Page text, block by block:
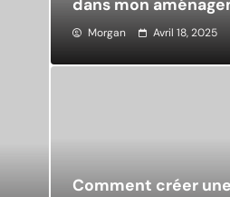
dans mon
Morgan Avril 18, 2025
Comment créer